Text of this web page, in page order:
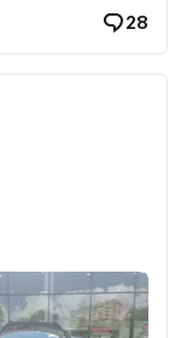
28